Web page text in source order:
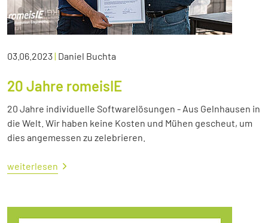
03.06.2023| Daniel Buchta
20 Jahre romeisIE
20 Jahre individuelle Softwarelösungen - Aus Gelnhausen in
die Welt. Wir haben keine Kosten und Mühen gescheut, um
dies angemessen zu zelebrieren.
weiterlesen